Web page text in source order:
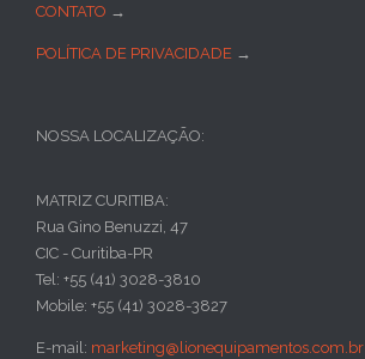
CONTATO →
POLÍTICA DE PRIVACIDADE →
NOSSA LOCALIZAÇÃO:
MATRIZ CURITIBA:
Rua Gino Benuzzi, 47
CIC - Curitiba-PR
Tel: +55 (41) 3028-3810
Mobile: +55 (41) 3028-3827
E-mail: marketing@lionequipamentos.com.br